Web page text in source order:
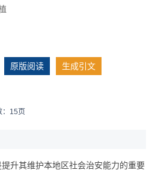
原版阅读 生成引文
：15页
升其维护本地区社会治安能力的重要